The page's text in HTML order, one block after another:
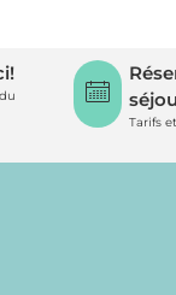
Tarifs